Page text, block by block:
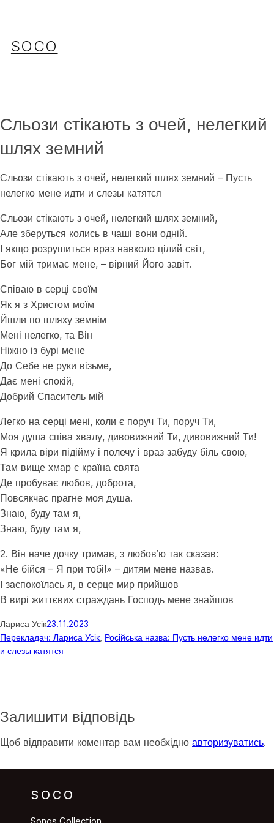
SOCO
Сльози стікають з очей, нелегкий
шлях земний
Сльози стікають з очей, нелегкий шлях земний – Пусть
нелегко мене идти и слезы катятся
Сльози стікають з очей, нелегкий шлях земний,
Але зберуться колись в чаші вони одній.
І якщо розрушиться враз навколо цілий світ,
Бог мій тримає мене, – вірний Його завіт.
Співаю в серці своїм
Як я з Христом моїм
Йшли по шляху земнім
Мені нелегко, та Він
Ніжно із бурі мене
До Себе не руки візьме,
Дає мені спокій,
Добрий Спаситель мій
Легко на серці мені, коли є поруч Ти, поруч Ти,
Моя душа співа хвалу, дивовижний Ти, дивовижний Ти!
Я крила віри підійму і полечу і враз забуду біль свою,
Там вище хмар є країна свята
Де пробуває любов, доброта,
Повсякчас прагне моя душа.
Знаю, буду там я,
Знаю, буду там я,
2. Він наче дочку тримав, з любов’ю так сказав:
«Не бійся – Я при тобі!» – дитям мене назвав.
І заспокоїлась я, в серце мир прийшов
В вирі життєвих страждань Господь мене знайшов
Лариса Усік23.11.2023
Перекладач: Лариса Усік Російська назва: Пусть нелегко мене идти
и слезы катятся
Залишити відповідь
Щоб відправити коментар вам необхідно авторизуватись.
SOCO